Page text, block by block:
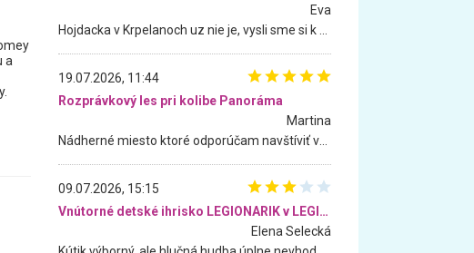
a
Eva
19.07.2026, 11:44
Rozprávkový les pri kolibe Panoráma
Martina
09.07.2026, 15:15
Vnútorné detské ihrisko LEGIONARIK v LEGIA Fitness
Elena Selecká